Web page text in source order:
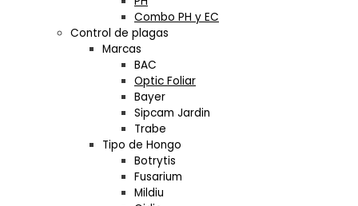
Combo PH y EC
Control de plagas
Marcas
BAC
Optic Foliar
Bayer
Sipcam Jardin
Trabe
Tipo de Hongo
Botrytis
Fusarium
Mildiu